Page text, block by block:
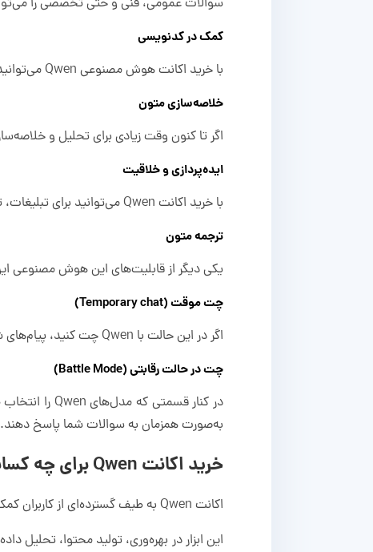
سوالات عمومی، فنی و حتی تخصصی را
کمک در کدنویسی
با خرید اکانت هوش مصنوعی Qwen می‌توانید اشکالات کد و برنامه خود را حل کنید و از او راه‌حل‌های بهینه بگیرید تا سرعت کارتان بیشتر هم شود.
خلاصه‌سازی متون
اگر تا کنون وقت زیادی برای تحلیل و
ایده‌پردازی و خلاقیت
با خرید اکانت Qwen می‌توانید برای تبلیغات، تیترهای جذاب، طرح‌های خلاقانه و سناریوهای داستانی ایده بگیرید.
ترجمه متون
یکی دیگر از قابلیت‌های این هوش مصنوعی
چت موقت (Temporary chat)
اگر در این حالت با Qwen چت کنید، پیام‌های شما ذخیره نمی‌شوند و در حافظه آن نمایش داده نمی‌شوند.
چت در حالت رقابتی (Battle Mode)
به‌صورت همزمان به سوالات شما پاسخ دهند.
خرید اکانت Qwen برای چه کسانی مناسب است؟
اکانت Qwen به طیف گسترده‌ای از کاربران کمک می‌کند؛ بنابراین در هر موقعیتی که باشید، می‌توانید از این ابزار کمک بگیرید.
این ابزار در بهره‌وری، تولید محتوا، تحلیل